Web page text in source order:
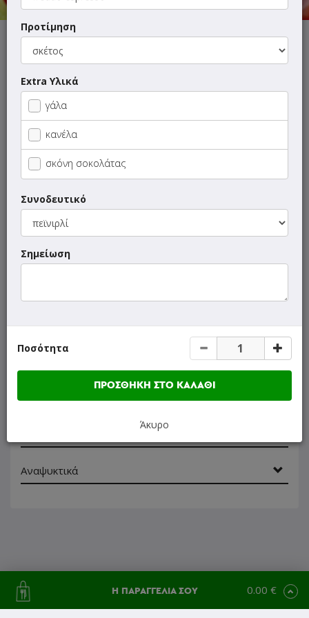
ΜΕΝΟΥ
Γρήγορη
αναζήτηση
προϊόντος...
Οι προτάσεις μας
SUPER Προσφορές
Καφέδες - Ροφήματα
Φυσικός Χυμός Πορτοκάλι
Προϊόντα Ζύμης
Γλυκά
Αναψυκτικά
Η ΠΑΡΑΓΓΕΛΙΑ ΣΟΥ 0.00 €
Προτίμηση
Extra Υλικά
γάλα
κανέλα
σκόνη σοκολάτας
Συνοδευτικό
Σημείωση
Ποσότητα
ΠΡΟΣΘΗΚΗ ΣΤΟ ΚΑΛΑΘΙ
Άκυρο